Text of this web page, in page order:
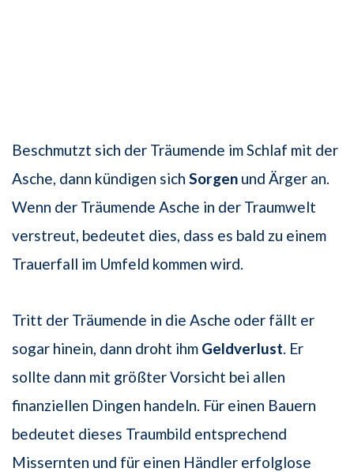
Beschmutzt sich der Träumende im Schlaf mit der
Asche, dann kündigen sich Sorgen und Ärger an.
Wenn der Träumende Asche in der Traumwelt
verstreut, bedeutet dies, dass es bald zu einem
Trauerfall im Umfeld kommen wird.
Tritt der Träumende in die Asche oder fällt er
sogar hinein, dann droht ihm Geldverlust. Er
sollte dann mit größter Vorsicht bei allen
finanziellen Dingen handeln. Für einen Bauern
bedeutet dieses Traumbild entsprechend
Missernten und für einen Händler erfolglose